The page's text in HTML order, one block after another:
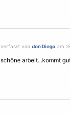
verfasst von don Diego am
schöne arbeit...kommt